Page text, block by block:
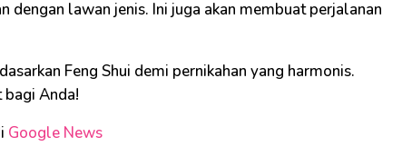
dengan lawan jenis. Ini juga akan membuat perjalanan
Feng Shui demi pernikahan yang harmonis.
Anda!
Google News